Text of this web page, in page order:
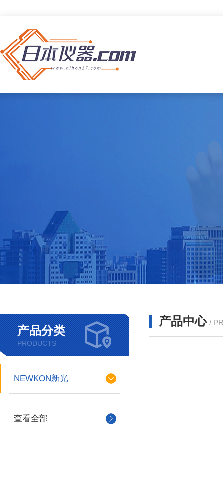
产品分类
PRODUCTS
NEWKON新光
查看全部
产品中心 /